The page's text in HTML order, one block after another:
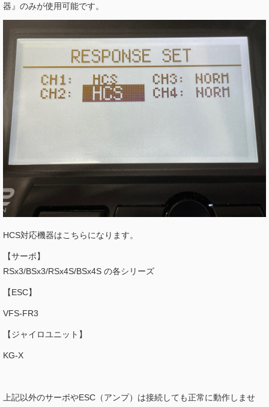
器』のみが使用可能です。
HCS対応機器はこちらになります。
【サーボ】
RSx3/BSx3/RSx4S/BSx4S の各シリーズ
【ESC】
VFS-FR3
【ジャイロユニット】
KG-X
上記以外のサーボやESC（アンプ）は接続しても正常に動作しませ